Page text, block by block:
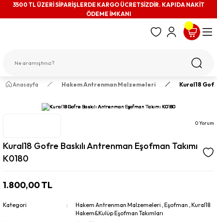
3500 TL ÜZERİ SİPARİŞLERDE KARGO ÜCRETSİZDİR. KAPIDA NAKİT
ÖDEME İMKANI
Anasayfa Hakem Antrenman Malzemeleri Kural18
0 Yorum
Kural18 Gofre Baskılı Antrenman Eşofman Takımı
K0180
1.800,00 TL
Kategori Hakem Antrenman Malzemeleri ,Eşofman ,Kural18
Hakem&Kulüp Eşofman Takımları